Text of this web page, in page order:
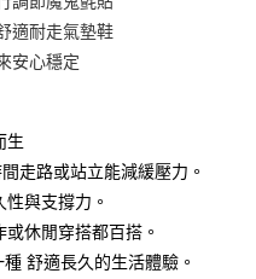
華泰商業銀行
遠東國際商業銀行
永豐商業銀行
適耐走氣墊鞋
安心穩定
生
走路或站立能減緩壓力。
與支撐力。
休閒穿搭都百搭。
舒適長久的生活體驗。